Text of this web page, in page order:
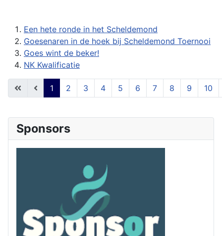
Een hete ronde in het Scheldemond
Goesenaren in de hoek bij Scheldemond Toernooi
Goes wint de beker!
NK Kwalificatie
Pagina 1 van 54
1 2 3 4 5 6 7 8 9 10
Sponsors